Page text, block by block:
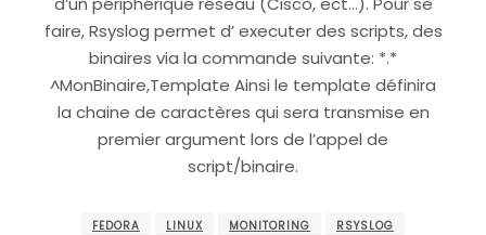
faire, Rsyslog permet d’ executer des scripts, des
binaires via la commande suivante: *.*
^MonBinaire,Template Ainsi le template définira
la chaine de caractères qui sera transmise en
premier argument lors de l’appel de
script/binaire.
FEDORA LINUX MONITORING
RSYSLOG